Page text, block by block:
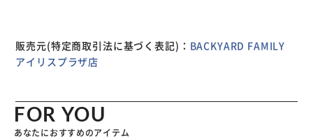
販売元(特定商取引法に基づく表記)： BACKYARD FAMILY
アイリスプラザ店
FOR YOU
あなたにおすすめのアイテム